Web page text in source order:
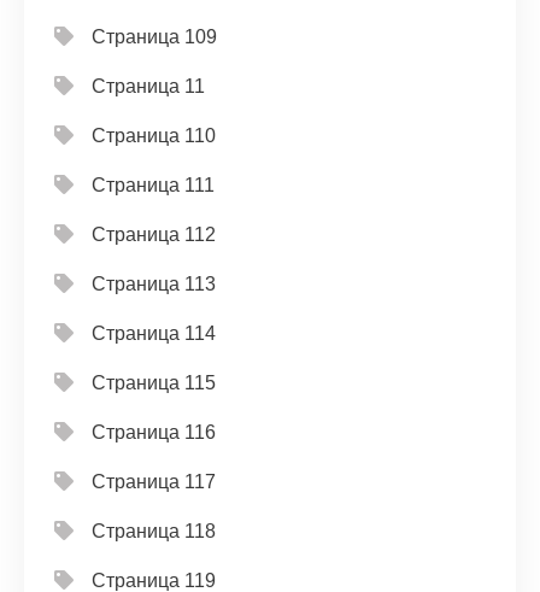
Страница 109
Страница 11
Страница 110
Страница 111
Страница 112
Страница 113
Страница 114
Страница 115
Страница 116
Страница 117
Страница 118
Страница 119